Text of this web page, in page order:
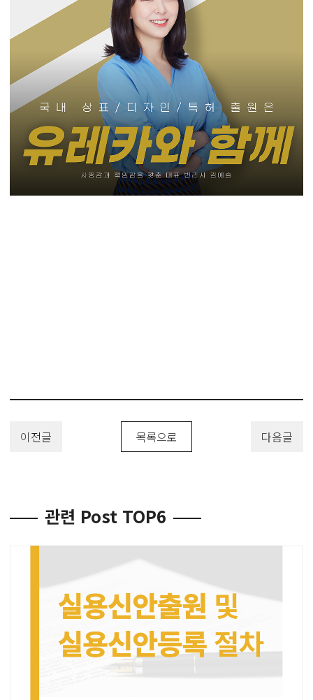
이전글 목록으로 다음글
관련 Post TOP6